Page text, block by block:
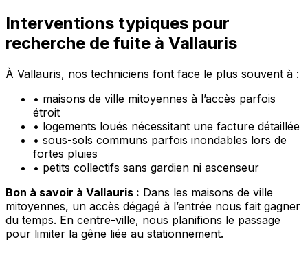
Interventions typiques pour
recherche de fuite à Vallauris
À Vallauris, nos techniciens font face le plus souvent à :
• maisons de ville mitoyennes à l’accès parfois
étroit
• logements loués nécessitant une facture détaillée
• sous-sols communs parfois inondables lors de
fortes pluies
• petits collectifs sans gardien ni ascenseur
Bon à savoir à Vallauris : Dans les maisons de ville
mitoyennes, un accès dégagé à l’entrée nous fait gagner
du temps. En centre-ville, nous planifions le passage
pour limiter la gêne liée au stationnement.